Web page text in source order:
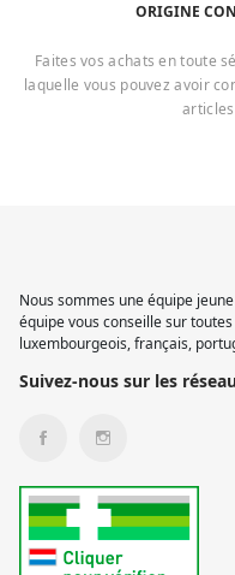
ORIGINE
Faites vos achats en toute
laquelle vous pouvez avoir
Nous sommes une équipe
équipe vous conseille sur
luxembourgeois, français,
Suivez-nous sur les